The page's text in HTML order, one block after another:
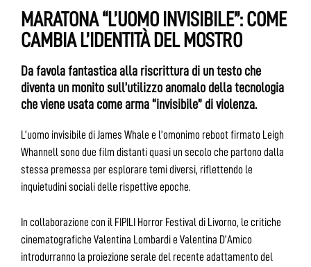
MARATONA “L’UOMO INVISIBILE”: COME
CAMBIA L’IDENTITÀ DEL MOSTRO
Da favola fantastica alla riscrittura di un testo che
diventa un monito sull’utilizzo anomalo della tecnologia
che viene usata come arma “invisibile” di violenza.
L’uomo invisibile di James Whale e l’omonimo reboot firmato Leigh
Whannell sono due film distanti quasi un secolo che partono dalla
stessa premessa per esplorare temi diversi, riflettendo le
inquietudini sociali delle rispettive epoche.
In collaborazione con il FIPILI Horror Festival di Livorno, le critiche
cinematografiche Valentina Lombardi e Valentina D’Amico
introdurranno la proiezione serale del recente adattamento del